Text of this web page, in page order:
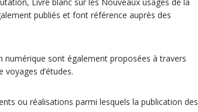
publiés et font référence auprès des
numérique sont également proposées à travers
voyages d’études.
ou réalisations parmi lesquels la publication des